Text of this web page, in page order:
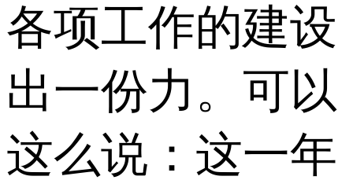
各项工作的建设
出一份力。可以
这么说：这一年